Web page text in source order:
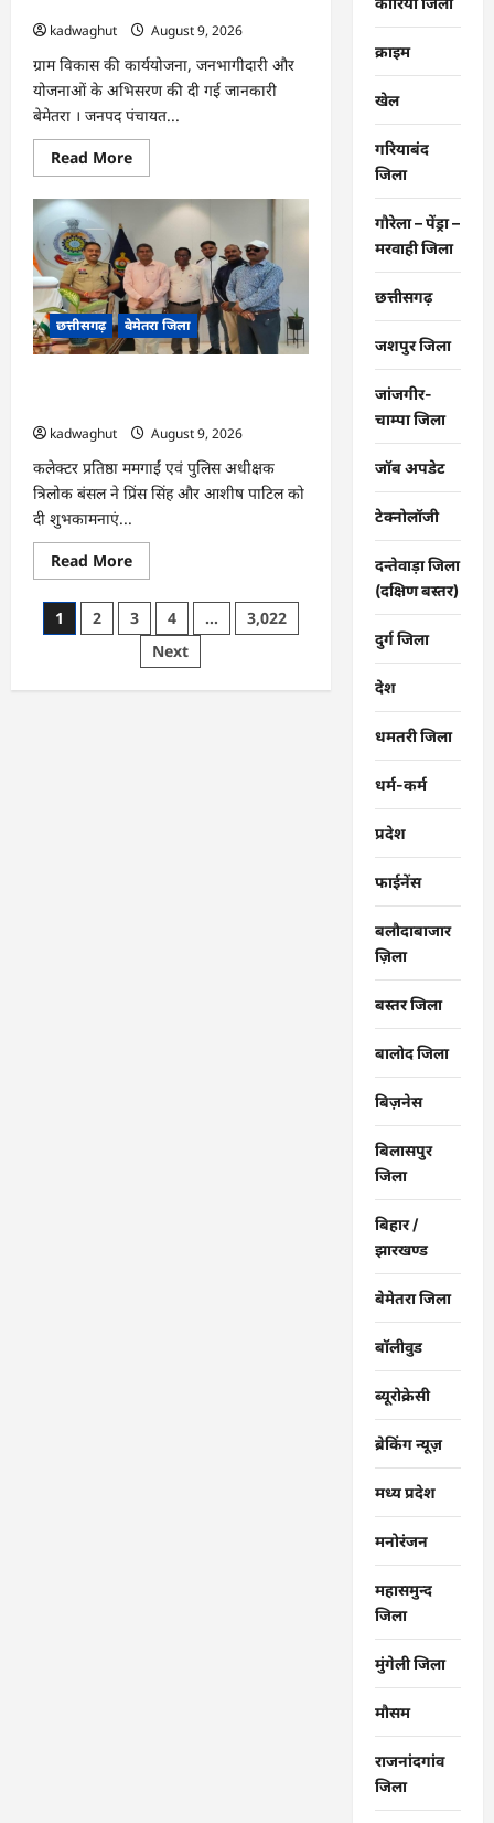
गहन
की…
kadwaghut
August 9, 2026
ग्राम विकास की कार्ययोजना, जनभागीदारी और
योजनाओं के अभिसरण की दी गई जानकारी
बेमेतरा । जनपद पंचायत...
Read MoreRead
more
CG
भारत
जी
रामजी
योजना
:
सरपंचों
का
एक
छत्तीसगढ़ बेमेतरा जिला
kadwaghut
August 9, 2026
कलेक्टर प्रतिष्ठा ममगाईं एवं पुलिस अधीक्षक
त्रिलोक बंसल ने प्रिंस सिंह और आशीष पाटिल को
दी शुभकामनाएं...
Read MoreRead
more
CG
:
राष्ट्रीय
पर
Posts
1 2 3 4 …
3,022
Next
क्राइम
खेल
गरियाबंद
जिला
गौरेला – पेंड्रा –
मरवाही जिला
छत्तीसगढ़
जशपुर जिला
जांजगीर-
चाम्पा जिला
जॉब अपडेट
टेक्नोलॉजी
दन्तेवाड़ा जिला
(दक्षिण बस्तर)
दुर्ग जिला
देश
धमतरी जिला
धर्म-कर्म
प्रदेश
फाईनेंस
बलौदाबाजार
ज़िला
बस्तर जिला
बालोद जिला
बिज़नेस
बिलासपुर
जिला
बिहार /
झारखण्ड
बेमेतरा जिला
बॉलीवुड
ब्यूरोक्रेसी
ब्रेकिंग न्यूज़
मध्य प्रदेश
मनोरंजन
महासमुन्द
जिला
मुंगेली जिला
मौसम
राजनांदगांव
जिला